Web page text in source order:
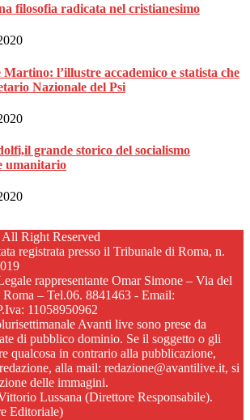
filosofia radicata nel cristianesimo
Martino: l’illustre accademico e statista che
Nazionale del Psi
grande storico del socialismo
umanitario
Right Reserved
registrata presso il Tribunale di Roma, n.
rappresentante Omar Simone – Via del
– Tel.06. 8841463 - Email:
11058950962
Avanti live sono prese da
di pubblico dominio. Se il soggetto o gli
qualcosa in contrario alla pubblicazione,
alla mail: redazione@avantilive.it, si
delle immagini.
Lussana (Direttore Responsabile).
Editoriale)